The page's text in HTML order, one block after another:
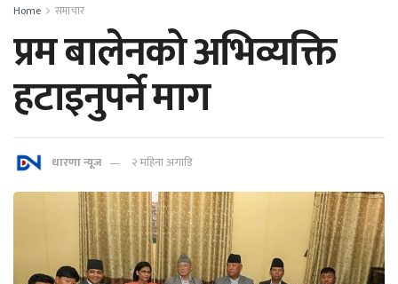
Home समाचार
प्रम बालेनको अभिव्यक्ति
हटाइनुपर्ने माग
धारणा न्यूज २ महिना अगाडि